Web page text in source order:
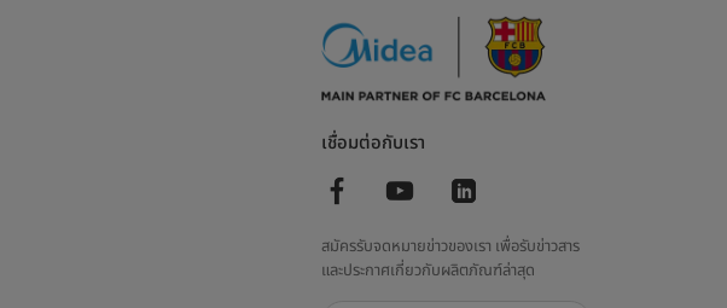
เชื่อมต่อกับเรา
สมัครรับจดหมายข่าวของเรา เพื่อรับข่าวสาร
และประกาศเกี่ยวกับผลิตภัณฑ์ล่าสุด